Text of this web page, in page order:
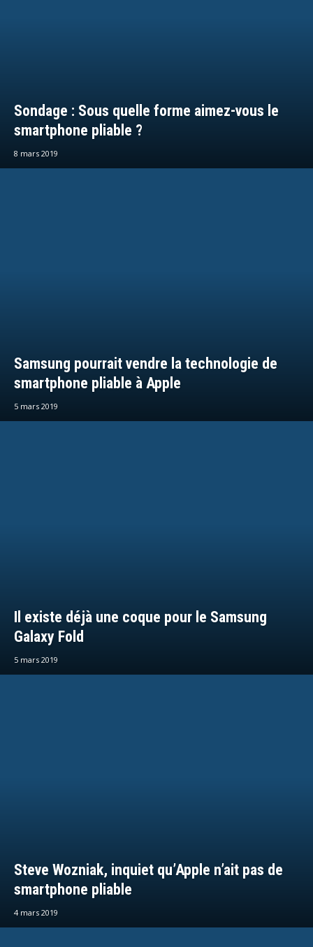
Sondage : Sous quelle forme aimez-vous le
smartphone pliable ?
8 mars 2019
Samsung pourrait vendre la technologie de
smartphone pliable à Apple
5 mars 2019
Il existe déjà une coque pour le Samsung
Galaxy Fold
5 mars 2019
Steve Wozniak, inquiet qu’Apple n’ait pas de
smartphone pliable
4 mars 2019